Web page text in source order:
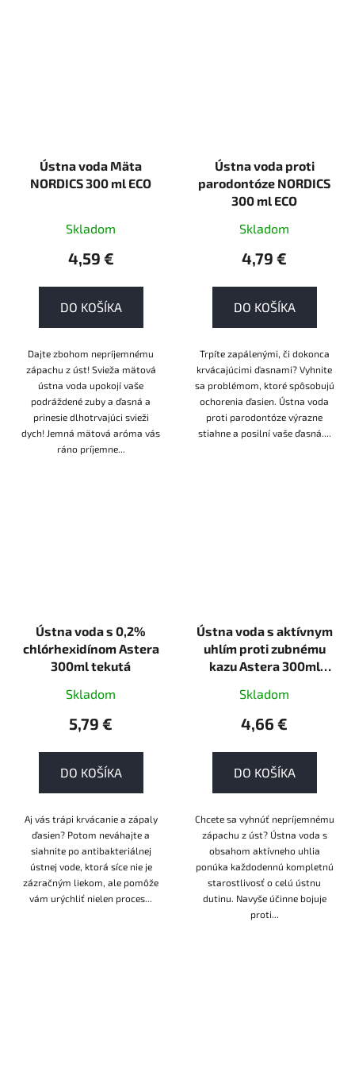
Ústna voda Mäta
NORDICS 300 ml ECO
Skladom
4,59 €
DO KOŠÍKA
Dajte zbohom nepríjemnému
zápachu z úst! Svieža mätová
ústna voda upokojí vaše
podráždené zuby a ďasná a
prinesie dlhotrvajúci svieži
dych! Jemná mätová aróma vás
ráno príjemne...
Ústna voda proti
parodontóze NORDICS
300 ml ECO
Skladom
4,79 €
DO KOŠÍKA
Trpíte zapálenými, či dokonca
krvácajúcimi ďasnami? Vyhnite
sa problémom, ktoré spôsobujú
ochorenia ďasien. Ústna voda
proti parodontóze výrazne
stiahne a posilní vaše ďasná....
Ústna voda s 0,2%
chlórhexidínom Astera
300ml tekutá
Skladom
5,79 €
DO KOŠÍKA
Aj vás trápi krvácanie a zápaly
ďasien? Potom neváhajte a
siahnite po antibakteriálnej
ústnej vode, ktorá síce nie je
zázračným liekom, ale pomôže
vám urýchliť nielen proces...
Ústna voda s aktívnym
uhlím proti zubnému
kazu Astera 300ml
Skladom
4,66 €
DO KOŠÍKA
Chcete sa vyhnúť nepríjemnému
zápachu z úst? Ústna voda s
obsahom aktívneho uhlia
ponúka každodennú kompletnú
starostlivosť o celú ústnu
dutinu. Navyše účinne bojuje
proti...